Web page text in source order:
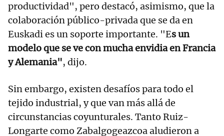
productividad", pero destacó, asimismo, que la
colaboración público-privada que se da en
Euskadi es un soporte importante. "Es un
modelo que se ve con mucha envidia en Francia
y Alemania", dijo.
Sin embargo, existen desafíos para todo el
tejido industrial, y que van más allá de
circunstancias coyunturales. Tanto Ruiz-
Longarte como Zabalgogeazcoa aludieron a